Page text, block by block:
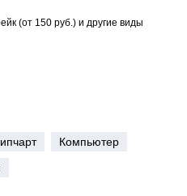
(от 150 руб.) и другие виды
Компьютер